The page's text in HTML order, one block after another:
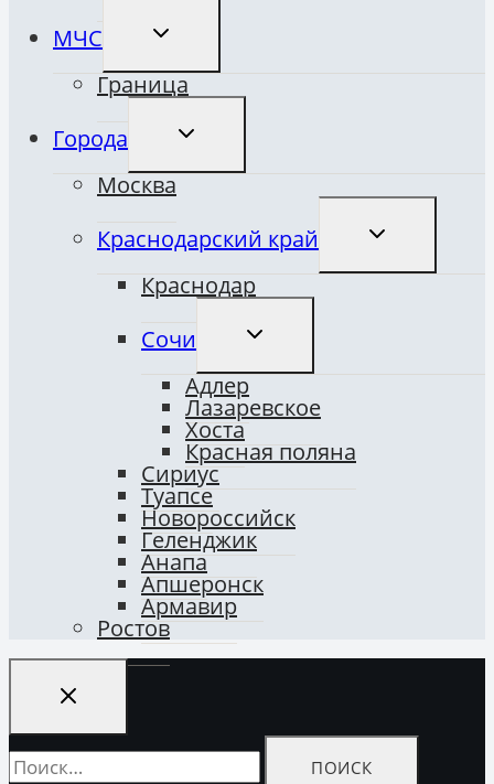
МЧС
ПЕРЕКЛЮЧИТЬ
ДОЧЕРНЕЕ
Граница
Города
ПЕРЕКЛЮЧИТЬ
ДОЧЕРНЕЕ
Москва
Краснодарский край
ДОЧЕРНЕЕ
Краснодар
Сочи
ПЕРЕКЛЮЧИТЬ
ДОЧЕРНЕЕ
Адлер
Лазаревское
Хоста
Красная поляна
Сириус
Туапсе
Новороссийск
Геленджик
Анапа
Апшеронск
Армавир
Ростов
Найти: